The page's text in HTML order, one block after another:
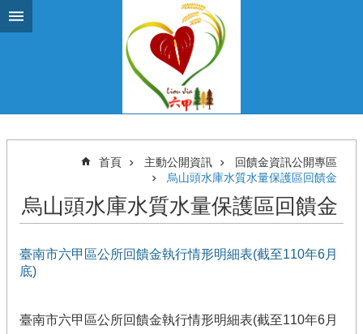
跳到主要內容區塊
首頁 主動公開資訊
回饋金資訊公開專區
烏山頭水庫水質水量保護區回饋金
烏山頭水庫水質水量保護區回饋金
臺南市六甲區公所回饋金執行情形明細表(截至110年6月
底)
臺南市六甲區公所回饋金執行情形明細表(截至110年6月